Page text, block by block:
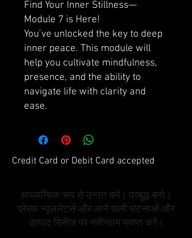
Find Your Inner Stillness—
Module 7 is Here!
You’ve unlocked the key to deep
inner peace. This module will
help you cultivate mindfulness,
presence, and the ability to
navigate life with clarity and
ease.
Credit Card or Debit Card accepted
आध्यात्मिक रूप से उन्नत बनें। प्रबुद्ध बनो।
प्रेरक न्यूज़लेटर्स और आने वाली घटनाओं और
उत्पाद रिलीज पर नवीनतम प्राप्त करें।